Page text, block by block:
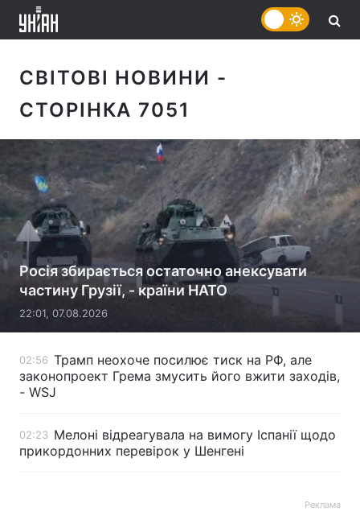
СВІТОВІ НОВИНИ -
СТОРІНКА 7051
Росія збирається остаточно анексувати
частину Грузії, - країни НАТО
22:01, 07.08.2026
02:56 Трамп неохоче посилює тиск на РФ, але
законопроект Грема змусить його вжити заходів,
- WSJ
02:23 Мелоні відреагувала на вимогу Іспанії щодо
прикордонних перевірок у Шенгені
Реклама